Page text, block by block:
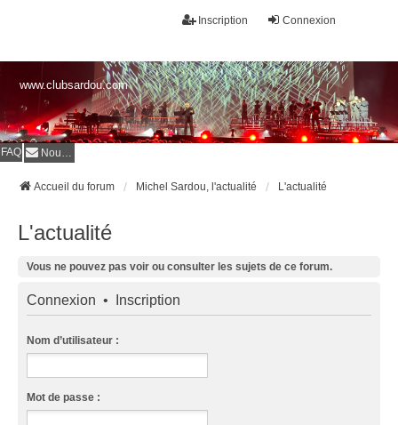
Connexion
Inscription
www.clubsardou.com
FAQ Nous contacter
Accueil du forum Michel Sardou, l'actualité L'actualité
L'actualité
Vous ne pouvez pas voir ou consulter les sujets de ce forum.
Connexion • Inscription
Nom d’utilisateur :
Mot de passe :